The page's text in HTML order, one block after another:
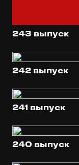
243 выпуск
242 выпуск
241 выпуск
240 выпуск